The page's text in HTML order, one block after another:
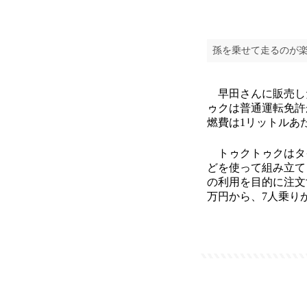
孫を乗せて走るのが
早田さんに販売し
ゥクは普通運転免
燃費は1リットルあ
トゥクトゥクはタ
どを使って組み立
の利用を目的に注
万円から、7人乗り